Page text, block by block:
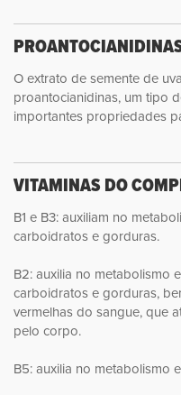
O extrato de semente de
proantocianidinas, um tipo
importantes propriedades
VITAMINAS
B1 e B3: auxiliam no
carboidratos e gorduras.
B2: auxilia no metabolismo
carboidratos e gorduras,
vermelhas do sangue, que
pelo corpo.
B5: auxilia no metabolismo